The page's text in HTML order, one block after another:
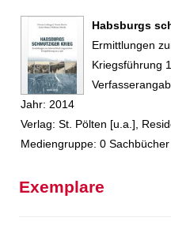
Habsburgs
Ermittlungen
Kriegsführung
Suche nach
Jahr: 2014
Verlag: St. Pölten [u.a.],
Mediengruppe: 0 Sachbücher
Exemplare